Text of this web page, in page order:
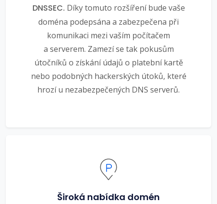
DNSSEC. Díky tomuto rozšíření bude vaše
doména podepsána a zabezpečena při
komunikaci mezi vaším počítačem
a serverem. Zamezí se tak pokusům
útočníků o získání údajů o platební kartě
nebo podobných hackerských útoků, které
hrozí u nezabezpečených DNS serverů.
Široká nabídka domén